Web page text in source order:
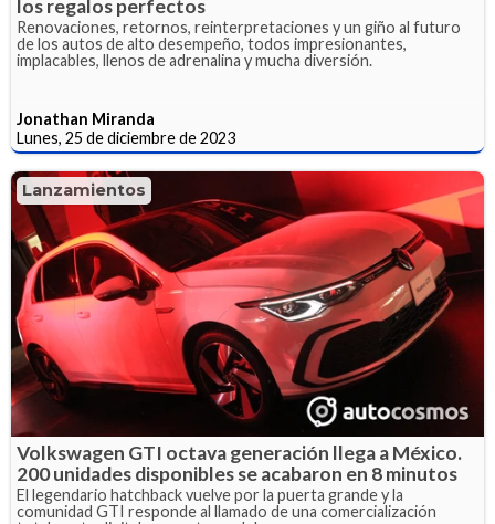
los regalos perfectos
Renovaciones, retornos, reinterpretaciones y un giño al futuro
de los autos de alto desempeño, todos impresionantes,
implacables, llenos de adrenalina y mucha diversión.
Jonathan Miranda
Lunes, 25 de diciembre de 2023
Lanzamientos
Volkswagen GTI octava generación llega a México.
200 unidades disponibles se acabaron en 8 minutos
El legendario hatchback vuelve por la puerta grande y la
comunidad GTI responde al llamado de una comercialización